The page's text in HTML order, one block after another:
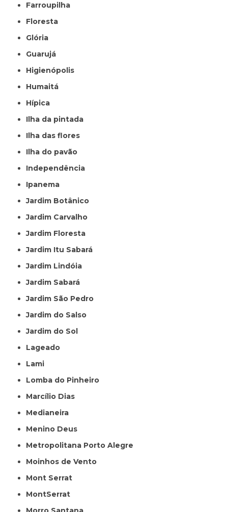
Farroupilha
Floresta
Glória
Guarujá
Higienópolis
Humaitá
Hípica
Ilha da pintada
Ilha das flores
Ilha do pavão
Independência
Ipanema
Jardim Botânico
Jardim Carvalho
Jardim Floresta
Jardim Itu Sabará
Jardim Lindóia
Jardim Sabará
Jardim São Pedro
Jardim do Salso
Jardim do Sol
Lageado
Lami
Lomba do Pinheiro
Marcílio Dias
Medianeira
Menino Deus
Metropolitana Porto Alegre
Moinhos de Vento
Mont Serrat
MontSerrat